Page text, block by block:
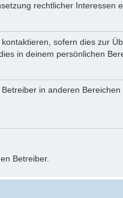
rechtlicher Interessen
sofern dies zur
in deinem persönlichen
in anderen
Betreiber.